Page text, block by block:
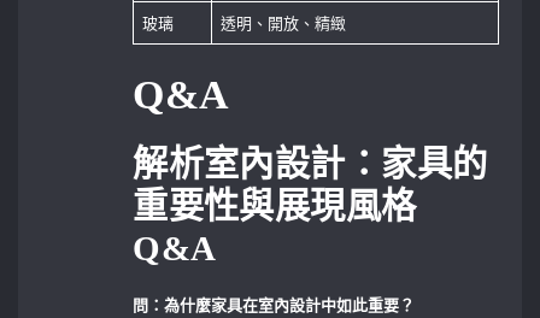
玻璃
透明、開放、精緻
Q&A
解析室內設計：家具的
重要性與展現風格⁤
Q&A
問：為什麼家具在室內設計中如此重要？